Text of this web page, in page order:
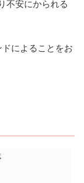
不安にかられる
によることをお